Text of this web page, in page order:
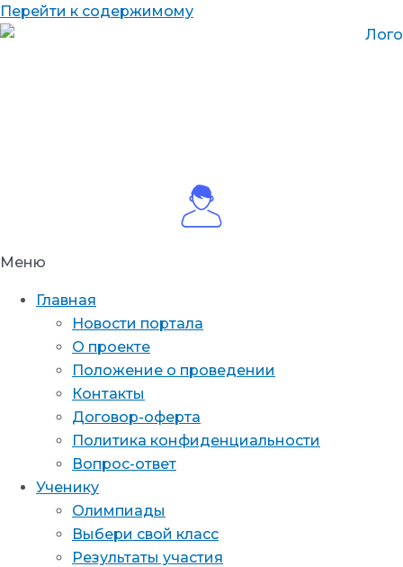
Перейти к содержимому
Меню
Главная
Новости портала
О проекте
Положение о проведении
Контакты
Договор-оферта
Политика конфиденциальности
Вопрос-ответ
Ученику
Олимпиады
Выбери свой класс
Результаты участия